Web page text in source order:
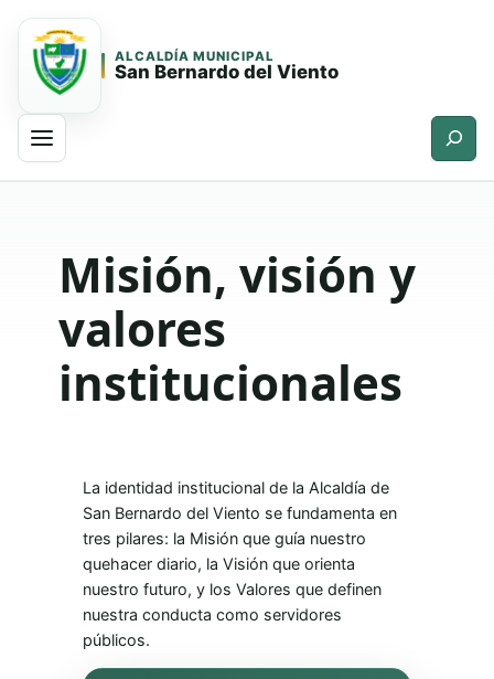
principal
ALCALDÍA MUNICIPAL
San Bernardo del Viento
Buscar
Misión, visión y
valores
institucionales
La identidad institucional de la Alcaldía de
San Bernardo del Viento se fundamenta en
tres pilares: la Misión que guía nuestro
quehacer diario, la Visión que orienta
nuestro futuro, y los Valores que definen
nuestra conducta como servidores
públicos.